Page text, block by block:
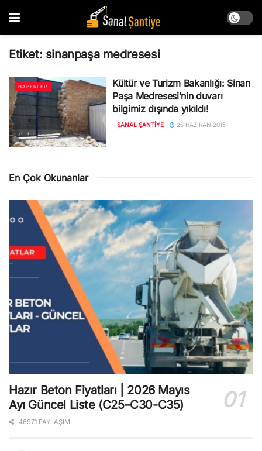
Etiket: sinanpaşa medresesi
HABERLER
Kültür ve Turizm Bakanlığı: Sinan
Paşa Medresesi’nin duvarı
bilgimiz dışında yıkıldı!
- SANAL ŞANTIYE 26 HAZIRAN 2015
En Çok Okunanlar
Hazır Beton Fiyatları | 2026 Mayıs
Ayı Güncel Liste (C25–C30-C35)
46971 PAYLAŞIM